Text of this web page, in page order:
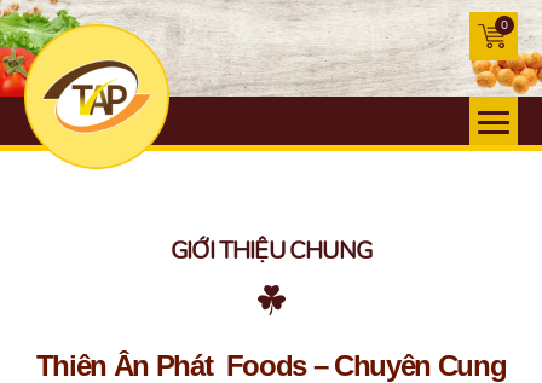
0
GIỚI THIỆU CHUNG
Thiên Ân Phát Foods – Chuyên Cung